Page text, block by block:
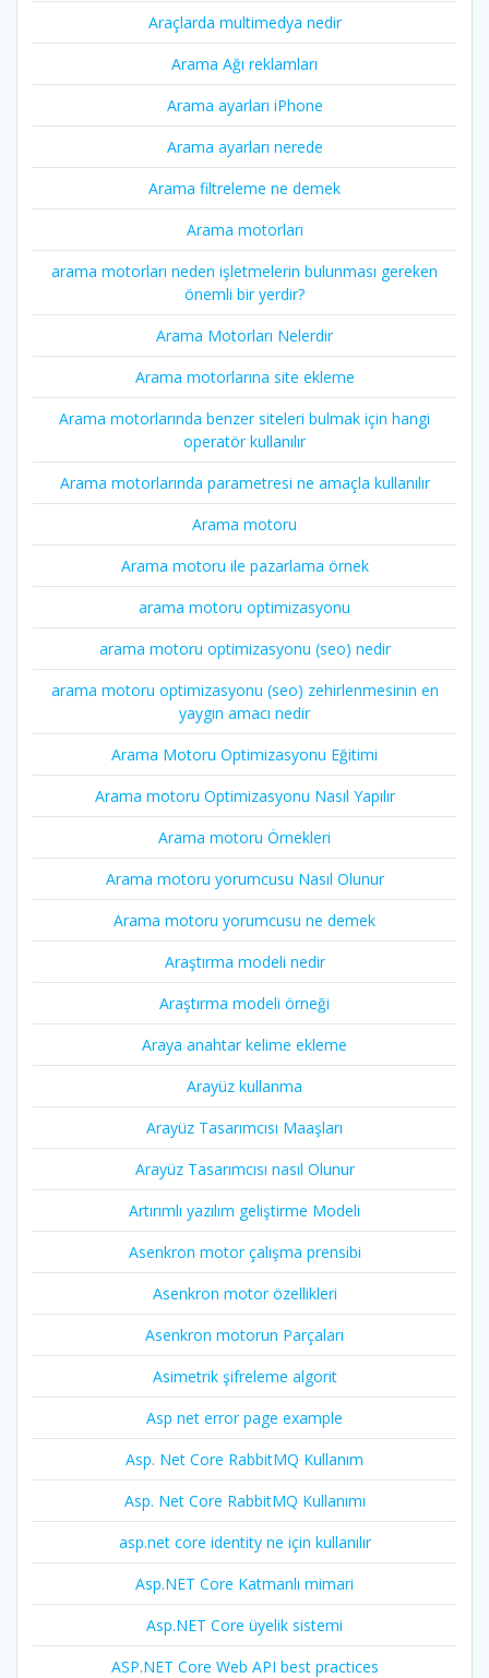
Araçlarda multimedya nedir
Arama Ağı reklamları
Arama ayarları iPhone
Arama ayarları nerede
Arama filtreleme ne demek
Arama motorları
arama motorları neden işletmelerin bulunması gereken
önemli bir yerdir?
Arama Motorları Nelerdir
Arama motorlarına site ekleme
Arama motorlarında benzer siteleri bulmak için hangi
operatör kullanılır
Arama motorlarında parametresi ne amaçla kullanılır
Arama motoru
Arama motoru ile pazarlama örnek
arama motoru optimizasyonu
arama motoru optimizasyonu (seo) nedir
arama motoru optimizasyonu (seo) zehirlenmesinin en
yaygın amacı nedir
Arama Motoru Optimizasyonu Eğitimi
Arama motoru Optimizasyonu Nasıl Yapılır
Arama motoru Örnekleri
Arama motoru yorumcusu Nasıl Olunur
Arama motoru yorumcusu ne demek
Araştırma modeli nedir
Araştırma modeli örneği
Araya anahtar kelime ekleme
Arayüz kullanma
Arayüz Tasarımcısı Maaşları
Arayüz Tasarımcısı nasıl Olunur
Artırımlı yazılım geliştirme Modeli
Asenkron motor çalışma prensibi
Asenkron motor özellikleri
Asenkron motorun Parçaları
Asimetrik şifreleme algorit
Asp net error page example
Asp. Net Core RabbitMQ Kullanım
Asp. Net Core RabbitMQ Kullanımı
asp.net core identity ne için kullanılır
Asp.NET Core Katmanlı mimari
Asp.NET Core üyelik sistemi
ASP.NET Core Web API best practices